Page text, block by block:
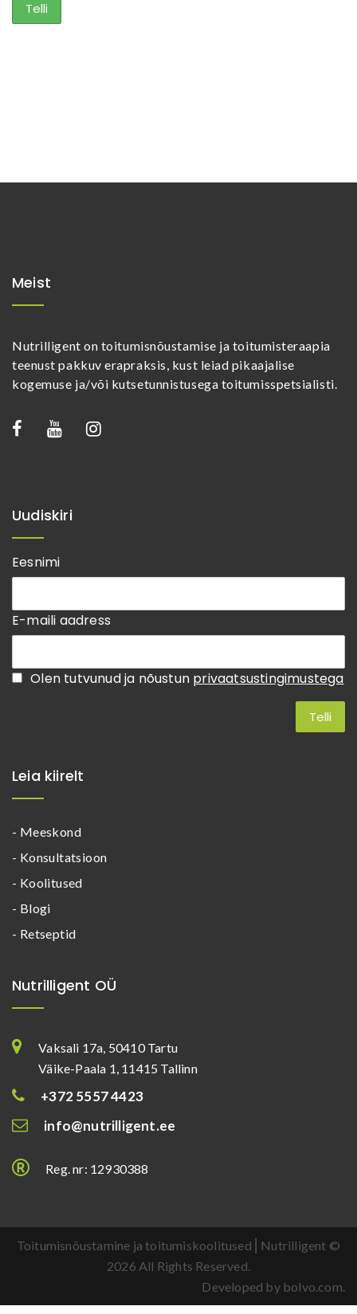
Meist
Nutrilligent on toitumisnõustamise ja toitumisteraapia
teenust pakkuv erapraksis, kust leiad pikaajalise
kogemuse ja/või kutsetunnistusega toitumisspetsialisti.
Uudiskiri
Eesnimi
E-maili aadress
Olen tutvunud ja nõustun privaatsustingimustega
Leia kiirelt
- Meeskond
- Konsultatsioon
- Koolitused
- Blogi
- Retseptid
Nutrilligent OÜ
Vaksali 17a, 50410 Tartu
Väike-Paala 1, 11415 Tallinn
+372 5557 4423
info@nutrilligent.ee
Reg. nr: 12930388
Toitumisnõustamine ja toitumiskoolitused ⎜Nutrilligent ©
2026 All Rights Reserved.
Developed by bolvo.com.